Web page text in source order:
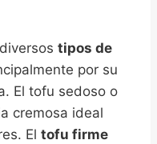
tipos de
por su
El tofu sedoso o
cremosa ideal
El tofu firme